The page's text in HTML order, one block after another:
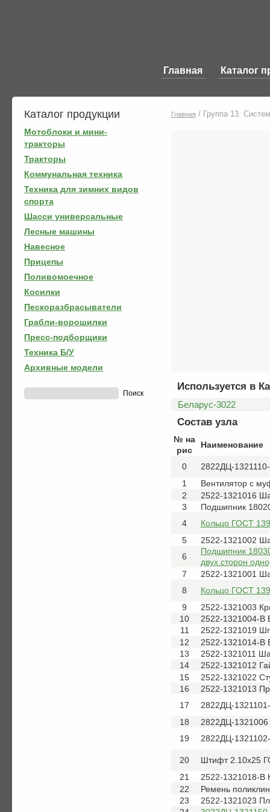
Главная Каталог
Каталог продукции
Мотоблоки и мини-
тракторы
Тракторы
Коммунальная техника
Техника для зимних видов
спорта
Шасси универсальные
Лесные машины
Навесное
Прицепы
Поливомоечное
Косилки
Пескоразбрасыватели
Грабли-ворошилки
Пресс-подборщики
Техника Б/У
Архивные модели
Главная / Группа 13.
Используется в
Беларус-3022
Состав узла
№ на
рис
Наименование
0
2822ДЦ-
1
Вентилятор с
2
2522-1321016
3
Подшипник
4
Кольцо ГОСТ
5
2522-1321002
6
Подшипник
двух сторон
7
2522-1321001
8
Кольцо ГОСТ
9
2522-1321003
10
2522-1321004-В
11
2522-1321019
12
2522-1321014-В
13
2522-1321011
14
2522-1321012
15
2522-1321022
16
2522-1321013
17
2822ДЦ-
18
2822ДЦ-1321006
19
2822ДЦ-
20
Штифт 2.10x25
21
2522-1321018-В
22
Ремень
23
2522-1321023